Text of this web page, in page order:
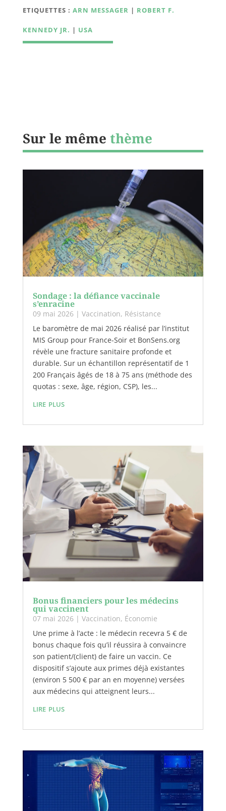
ETIQUETTES : ARN MESSAGER | ROBERT F.
KENNEDY JR. | USA
Sur le même thème
Sondage : la défiance vaccinale
s’enracine
09 mai 2026| Vaccination, Résistance
Le baromètre de mai 2026 réalisé par l’institut
MIS Group pour France-Soir et BonSens.org
révèle une fracture sanitaire profonde et
durable. Sur un échantillon représentatif de 1
200 Français âgés de 18 à 75 ans (méthode des
quotas : sexe, âge, région, CSP), les...
lire plus
Bonus financiers pour les médecins
qui vaccinent
07 mai 2026| Vaccination, Économie
Une prime à l’acte : le médecin recevra 5 € de
bonus chaque fois qu’il réussira à convaincre
son patient/(client) de faire un vaccin. Ce
dispositif s’ajoute aux primes déjà existantes
(environ 5 500 € par an en moyenne) versées
aux médecins qui atteignent leurs...
lire plus